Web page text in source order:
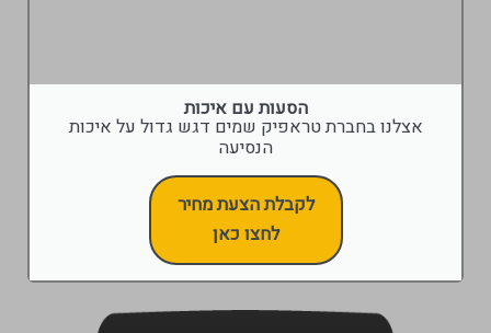
הסעות עם איכות
אצלנו בחברת טראפיק שמים דגש גדול על איכות
הנסיעה
לקבלת הצעת מחיר
לחצו כאן